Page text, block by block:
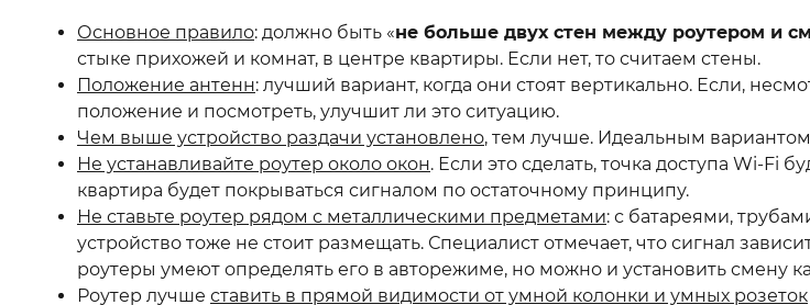
Основное правило: должно быть «не больше двух стен между роутером и
стыке прихожей и комнат, в центре квартиры. Если нет, то считаем стены.
Положение антенн: лучший вариант, когда они стоят вертикально. Если,
положение и посмотреть, улучшит ли это ситуацию.
Чем выше устройство раздачи установлено, тем лучше. Идеальным
Не устанавливайте роутер около окон. Если это сделать, точка доступа Wi-Fi
квартира будет покрываться сигналом по остаточному принципу.
Не ставьте роутер рядом с металлическими предметами: с батареями,
устройство тоже не стоит размещать. Специалист отмечает, что сигнал
роутеры умеют определять его в авторежиме, но можно и установить смену
Роутер лучше ставить в прямой видимости от умной колонки и умных розеток